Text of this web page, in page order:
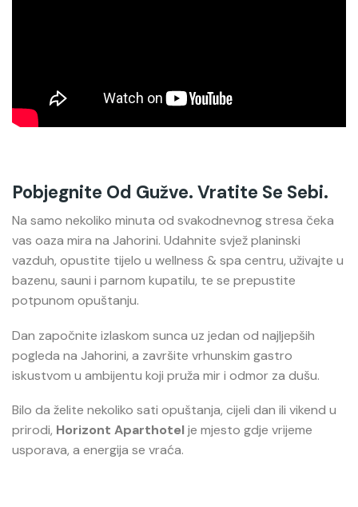
Pobjegnite Od Gužve. Vratite Se Sebi.
Na samo nekoliko minuta od svakodnevnog stresa čeka
vas oaza mira na Jahorini. Udahnite svjež planinski
vazduh, opustite tijelo u wellness & spa centru, uživajte u
bazenu, sauni i parnom kupatilu, te se prepustite
potpunom opuštanju.
Dan započnite izlaskom sunca uz jedan od najljepših
pogleda na Jahorini, a završite vrhunskim gastro
iskustvom u ambijentu koji pruža mir i odmor za dušu.
Bilo da želite nekoliko sati opuštanja, cijeli dan ili vikend u
prirodi, Horizont Aparthotelje mjesto gdje vrijeme
usporava, a energija se vraća.